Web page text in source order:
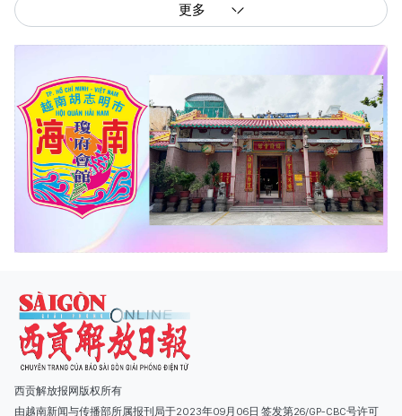
更多
西贡解放报网版权所有
由越南新闻与传播部所属报刊局于2023年09月06日 签发第26/GP-CBC号许可
副总编辑: 阮玉英、范文长、裴氏红霜、张德义、范氏云英、杨文光、阮德显、
阮克强、陈嘉宝
主编: 阮玉英
社址: 胡志明市棋盘坊阮氏明开街432-434号
总台: (028) 39294091 - 转 060
热线: 096.558.1888
编辑部: (028) 39294092 - 转 060